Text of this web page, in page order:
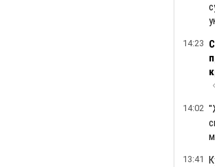
14:23
14:02
13:41